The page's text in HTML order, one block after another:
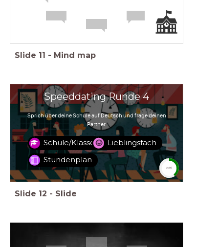
Slide 11 - Mind map
Speeddating Runde 4
Sprich über deine Schule auf Deutsch und frage deinen
Partner.
Schule/Klasse
Stundenplan
Lieblingsfach
timer
2:00
Slide 12 - Slide